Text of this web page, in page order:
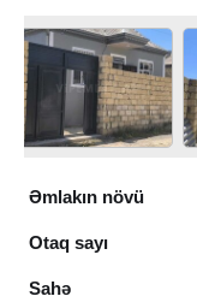
Əmlakın növü
Otaq sayı
Sahə